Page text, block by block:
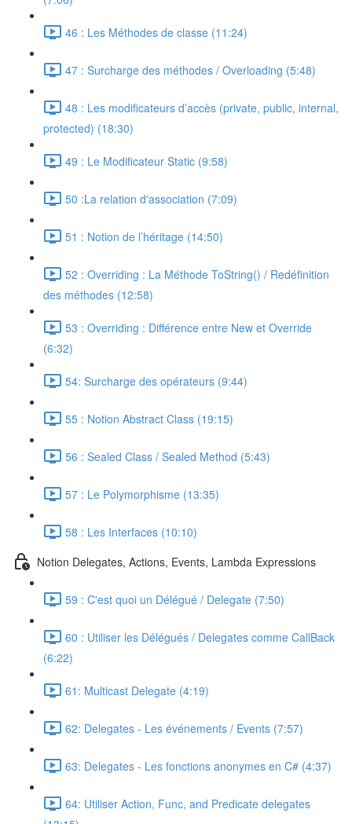
46 : Les Méthodes de classe (11:24)
47 : Surcharge des méthodes / Overloading (5:48)
48 : Les modificateurs d’accès (private, public, internal,
protected) (18:30)
49 : Le Modificateur Static (9:58)
50 :La relation d'association (7:09)
51 : Notion de l’héritage (14:50)
52 : Overriding : La Méthode ToString() / Redéfinition
des méthodes (12:58)
53 : Overriding : Différence entre New et Override
(6:32)
54: Surcharge des opérateurs (9:44)
55 : Notion Abstract Class (19:15)
56 : Sealed Class / Sealed Method (5:43)
57 : Le Polymorphisme (13:35)
58 : Les Interfaces (10:10)
Notion Delegates, Actions, Events, Lambda Expressions
59 : C'est quoi un Délégué / Delegate (7:50)
60 : Utiliser les Délégués / Delegates comme CallBack
(6:22)
61: Multicast Delegate (4:19)
62: Delegates - Les événements / Events (7:57)
63: Delegates - Les fonctions anonymes en C# (4:37)
64: Utiliser Action, Func, and Predicate delegates